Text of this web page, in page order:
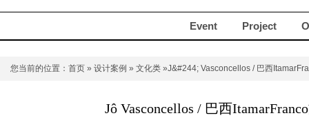
Event Project
您当前的位置： 首页 » 设计案例 » 文化类 »J&#244; Vasconcellos / 巴西
Jô Vasconcellos / 巴西